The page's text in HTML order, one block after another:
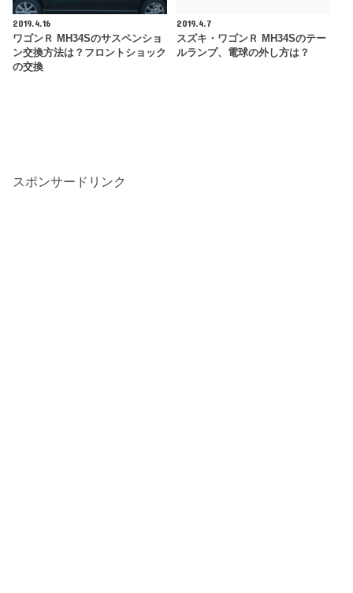
2019.4.16
ワゴンＲ MH34Sのサスペンショ
ン交換方法は？フロントショック
の交換
2019.4.7
スズキ・ワゴンＲ MH34Sのテー
ルランプ、電球の外し方は？
スポンサードリンク